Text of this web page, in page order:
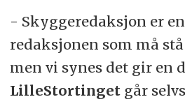
- Skyggeredaksjon er
redaksjonen som må
men vi synes det gir en
LilleStortingetgår